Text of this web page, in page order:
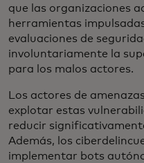
que las organizaciones
herramientas
evaluaciones de
involuntariamente la
para los malos actores.
Los actores de
explotar estas
reducir
Además, los
implementar bots